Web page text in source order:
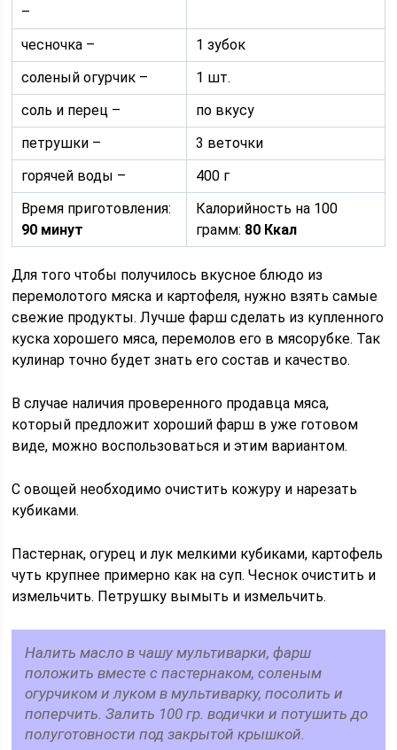
–
чесночка –
1 зубок
соленый огурчик –
1 шт.
соль и перец –
по вкусу
петрушки –
3 веточки
горячей воды –
400 г
Время приготовления:
90 минут
Калорийность на 100
грамм: 80 Ккал
Для того чтобы получилось вкусное блюдо из
перемолотого мяска и картофеля, нужно взять самые
свежие продукты. Лучше фарш сделать из купленного
куска хорошего мяса, перемолов его в мясорубке. Так
кулинар точно будет знать его состав и качество.
В случае наличия проверенного продавца мяса,
который предложит хороший фарш в уже готовом
виде, можно воспользоваться и этим вариантом.
С овощей необходимо очистить кожуру и нарезать
кубиками.
Пастернак, огурец и лук мелкими кубиками, картофель
чуть крупнее примерно как на суп. Чеснок очистить и
измельчить. Петрушку вымыть и измельчить.
Налить масло в чашу мультиварки, фарш
положить вместе с пастернаком, соленым
огурчиком и луком в мультиварку, посолить и
поперчить. Залить 100 гр. водички и потушить до
полуготовности под закрытой крышкой.